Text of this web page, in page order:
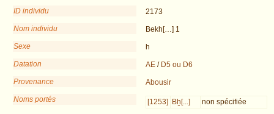
ID individu
2173
Nom individu
Bekh[…] 1
Sexe
h
Datation
AE / D5 ou D6
Provenance
Abousir
Noms portés
[1253] Bḫ[...] non spécifiée